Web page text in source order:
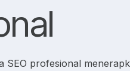
SEO profesional